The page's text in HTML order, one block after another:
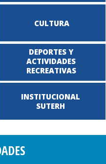
CULTURA
DEPORTES Y
ACTIVIDADES
RECREATIVAS
INSTITUCIONAL
SUTERH